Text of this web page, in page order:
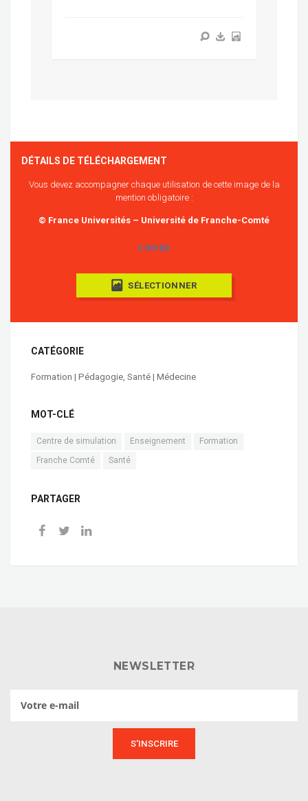
DÉTAILS DE TÉLÉCHARGEMENT
Vous devez accompagner chaque utilisation de cette image de la
mention obligatoire :
© France Universités – Université de Franche-Comté
COPIER
SÉLECTIONNER
CATÉGORIE
Formation | Pédagogie, Santé | Médecine
MOT-CLÉ
Centre de simulation Enseignement
Formation
Franche Comté
Santé
PARTAGER
NEWSLETTER